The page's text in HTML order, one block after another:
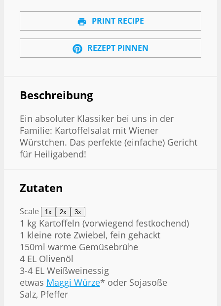
PRINT RECIPE
REZEPT PINNEN
Beschreibung
Ein absoluter Klassiker bei uns in der
Familie: Kartoffelsalat mit Wiener
Würstchen. Das perfekte (einfache) Gericht
für Heiligabend!
Zutaten
Scale 1x 2x 3x
1 kg Kartoffeln (vorwiegend festkochend)
1 kleine rote Zwiebel, fein gehackt
150ml warme Gemüsebrühe
4 EL Olivenöl
3-4 EL Weißweinessig
etwas Maggi Würze* oder Sojasoße
Salz, Pfeffer